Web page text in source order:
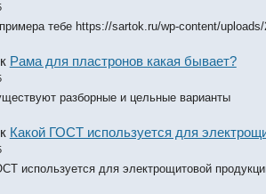
тебе https://sartok.ru/wp-content/
Рама для пластронов какая бывает?
разборные и цельные варианты
Какой ГОСТ используется для
используется для электрощитовой